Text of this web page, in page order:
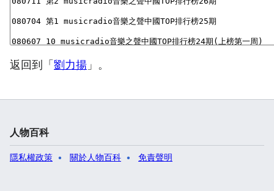
返回到「劉力揚 」。
人物百科
隱私權政策 關於人物百科 免責聲明